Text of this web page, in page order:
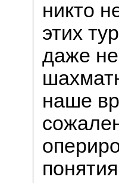
никто
этих
даже
наше